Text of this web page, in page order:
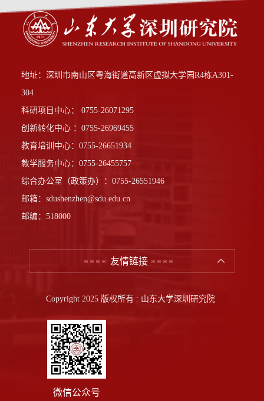
地址：深圳市南山区粤海街道高新区虚拟大学园R4栋A301-
304
科研项目中心： 0755-26071295
创新转化中心 ：0755-26969455
教育培训中心：0755-26651934
教学服务中心：0755-26455757
综合办公室（政策办）：0755-26551946
邮箱：sdushenzhen@sdu.edu.cn
邮编：518000
友情链接
Copyright 2025 版权所有 : 山东大学深圳研究院
微信公众号